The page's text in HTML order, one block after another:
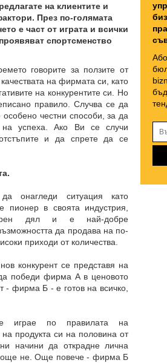
на клиентите и
През по-голямата
е част от играта и всички
спортсменство
говорите за ползите от
на фирмата си, като
на конкурентите си. Но
правило. Случва се да
честни способи, за да
на успеха. Ако Ви се случи
и да спрете да се
онагледи ситуация като
в своята индустрия,
дял и е най-добре
да продава на по-
приходи от количества.
конкурент се представя на
победи фирма А в ценовото
- фирма Б - е готов на всичко,
по правилата на
продукта си на половина от
начини да открадне лична
още не. Още повече - фирма Б